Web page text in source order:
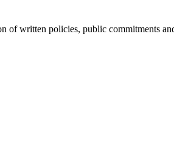
of written policies, public commitments